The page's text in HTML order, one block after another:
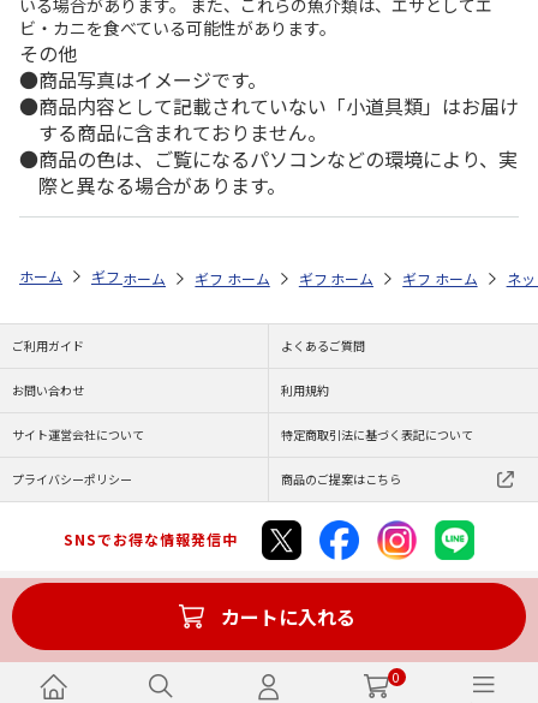
0
ビ・カニを食べている可能性があります。
その他
商品写真はイメージです。
商品内容として記載されていない「小道具類」はお届け
する商品に含まれておりません。
商品の色は、ご覧になるパソコンなどの環境により、実
際と異なる場合があります。
カートに入れる
ホーム ギフトストア お年賀ギフト特集 全商品一覧 5,000円～
ホーム ギフトストア お年賀ギフト特集 全商品一覧
ホーム ギフトストア お年賀ギフト特集
ホーム ギフトストア お
ホーム ネ
ご利用ガイド よくあるご質問
お問い合わせ 利用規約
サイト運営会社について 特定商取引法に基づく表記について
プライバシーポリシー 商品のご提案はこちら
SNSでお得な情報発信中